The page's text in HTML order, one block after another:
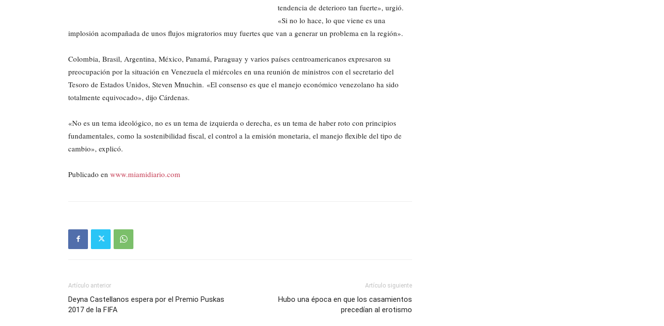
tendencia de deterioro tan fuerte», urgió.
«Si no lo hace, lo que viene es una
implosión acompañada de unos flujos migratorios muy fuertes que van a generar un problema en la región».
Colombia, Brasil, Argentina, México, Panamá, Paraguay y varios países centroamericanos expresaron su
preocupación por la situación en Venezuela el miércoles en una reunión de ministros con el secretario del
Tesoro de Estados Unidos, Steven Mnuchin. «El consenso es que el manejo económico venezolano ha sido
totalmente equivocado», dijo Cárdenas.
«No es un tema ideológico, no es un tema de izquierda o derecha, es un tema de haber roto con principios
fundamentales, como la sostenibilidad fiscal, el control a la emisión monetaria, el manejo flexible del tipo de
cambio», explicó.
Publicado en www.miamidiario.com
Artículo anterior
Deyna Castellanos espera por el Premio Puskas
2017 de la FIFA
Artículo siguiente
Hubo una época en que los casamientos
precedían al erotismo